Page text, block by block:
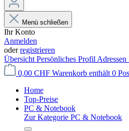
Menü schließen
Ihr Konto
Anmelden
oderregistrieren
Übersicht Persönliches Profil Adressen
0,00 CHF Warenkorb enthält 0
Home
Top-Preise
PC & Notebook
Zur Kategorie PC & Notebook